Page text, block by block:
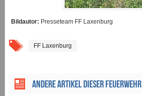
Bildautor: Presseteam FF Laxenburg
FF Laxenburg
ANDERE ARTIKEL DIESER FEUERWEHR